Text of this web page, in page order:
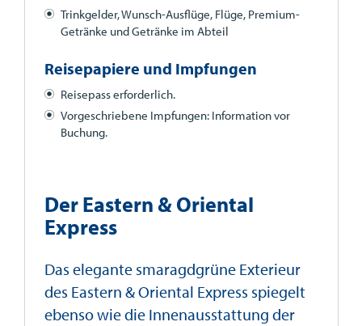
Trinkgelder, Wunsch-Ausflüge, Flüge, Premium-
Getränke und Getränke im Abteil
Reisepapiere und Impfungen
Reisepass erforderlich.
Vorgeschriebene Impfungen: Information vor
Buchung.
Der Eastern & Oriental
Express
Das elegante smaragdgrüne Exterieur
des Eastern & Oriental Express spiegelt
ebenso wie die Innenausstattung der